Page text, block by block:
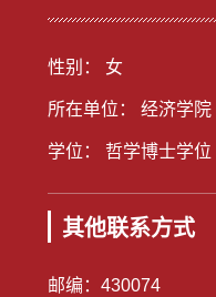
性别： 女
所在单位： 经济学院
学位： 哲学博士学位
其他联系方式
邮编： 430074